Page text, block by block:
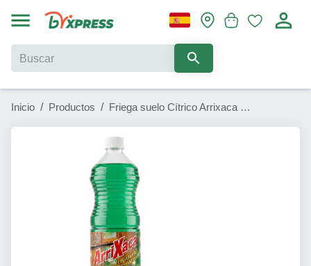
Inicio / Productos / Friega suelo Cítrico Arrixaca (1500ml)